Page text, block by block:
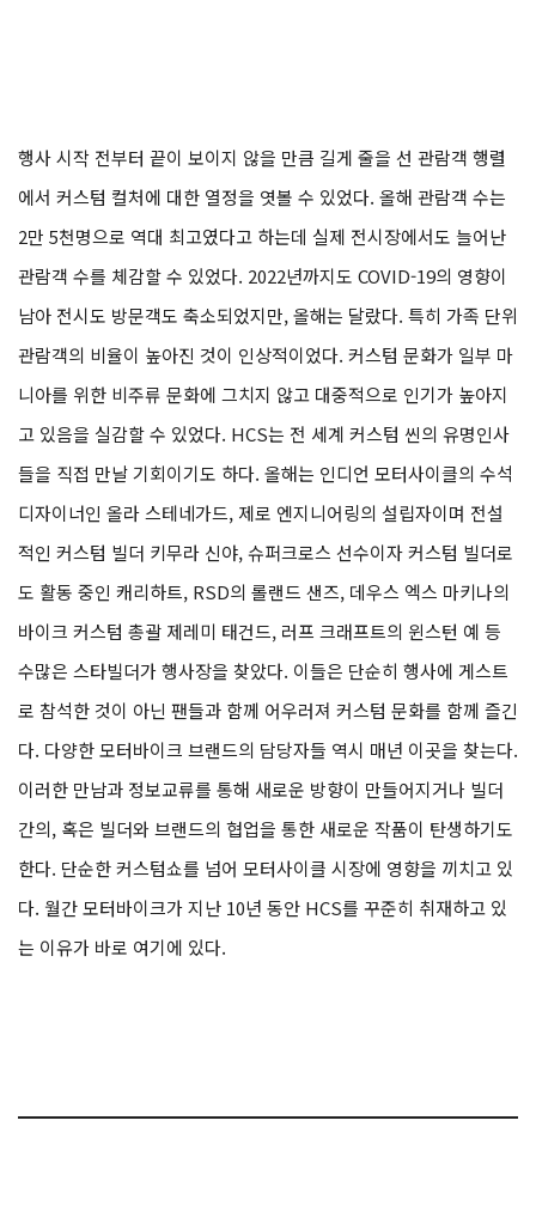
행사 시작 전부터 끝이 보이지 않을 만큼 길게 줄을 선 관람객 행렬
에서 커스텀 컬처에 대한 열정을 엿볼 수 있었다. 올해 관람객 수는
2만 5천명으로 역대 최고였다고 하는데 실제 전시장에서도 늘어난
관람객 수를 체감할 수 있었다. 2022년까지도 COVID-19의 영향이
남아 전시도 방문객도 축소되었지만, 올해는 달랐다. 특히 가족 단위
관람객의 비율이 높아진 것이 인상적이었다. 커스텀 문화가 일부 마
니아를 위한 비주류 문화에 그치지 않고 대중적으로 인기가 높아지
고 있음을 실감할 수 있었다. HCS는 전 세계 커스텀 씬의 유명인사
들을 직접 만날 기회이기도 하다. 올해는 인디언 모터사이클의 수석
디자이너인 올라 스테네가드, 제로 엔지니어링의 설립자이며 전설
적인 커스텀 빌더 키무라 신야, 슈퍼크로스 선수이자 커스텀 빌더로
도 활동 중인 캐리하트, RSD의 롤랜드 샌즈, 데우스 엑스 마키나의
바이크 커스텀 총괄 제레미 태건드, 러프 크래프트의 윈스턴 예 등
수많은 스타빌더가 행사장을 찾았다. 이들은 단순히 행사에 게스트
로 참석한 것이 아닌 팬들과 함께 어우러져 커스텀 문화를 함께 즐긴
다. 다양한 모터바이크 브랜드의 담당자들 역시 매년 이곳을 찾는다.
이러한 만남과 정보교류를 통해 새로운 방향이 만들어지거나 빌더
간의, 혹은 빌더와 브랜드의 협업을 통한 새로운 작품이 탄생하기도
한다. 단순한 커스텀쇼를 넘어 모터사이클 시장에 영향을 끼치고 있
다. 월간 모터바이크가 지난 10년 동안 HCS를 꾸준히 취재하고 있
는 이유가 바로 여기에 있다.